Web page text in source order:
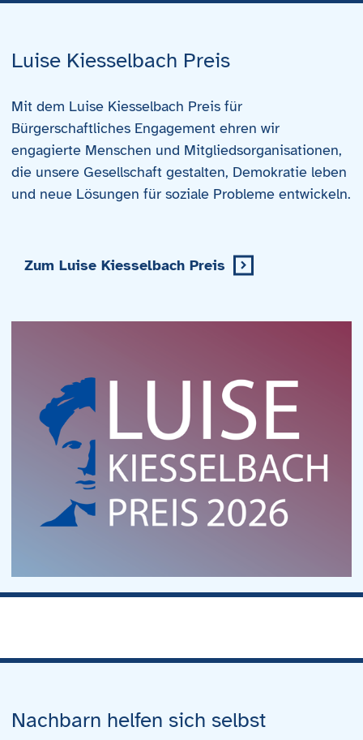
Luise Kiesselbach Preis
Mit dem Luise Kiesselbach Preis für
Bürgerschaftliches Engagement ehren wir
engagierte Menschen und Mitgliedsorganisationen,
die unsere Gesellschaft gestalten, Demokratie leben
und neue Lösungen für soziale Probleme entwickeln.
Zum Luise Kiesselbach Preis
Nachbarn helfen sich selbst